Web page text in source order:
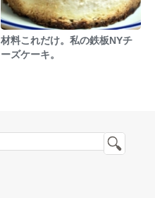
材料これだけ。私の鉄板NYチ
ーズケーキ。